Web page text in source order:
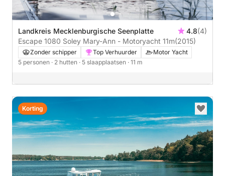
Landkreis Mecklenburgische Seenplatte 4.8(4)
Escape 1080 Soley Mary-Ann - Motoryacht 11m(2015)
Zonder schipper Top Verhuurder
Motor Yacht
5 personen · 2 hutten · 5 slaapplaatsen · 11 m
Korting